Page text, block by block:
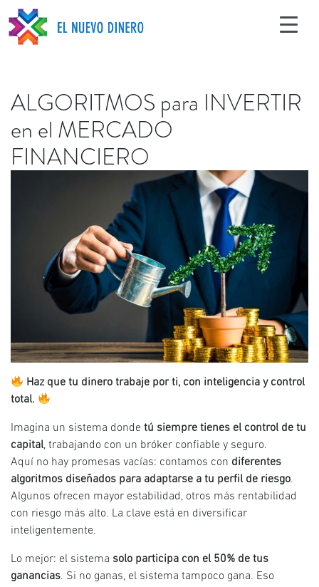
ALGORITMOS para INVERTIR
en el MERCADO
FINANCIERO
Haz que tu dinero trabaje por ti, con inteligencia y control
total.
Imagina un sistema donde tú siempre tienes el control de tu
capital, trabajando con un bróker confiable y seguro.
Aquí no hay promesas vacías: contamos con diferentes
algoritmos diseñados para adaptarse a tu perfil de riesgo.
Algunos ofrecen mayor estabilidad, otros más rentabilidad
con riesgo más alto. La clave está en diversificar
inteligentemente.
Lo mejor: el sistema solo participa con el 50% de tus
ganancias. Si no ganas, el sistema tampoco gana. Eso